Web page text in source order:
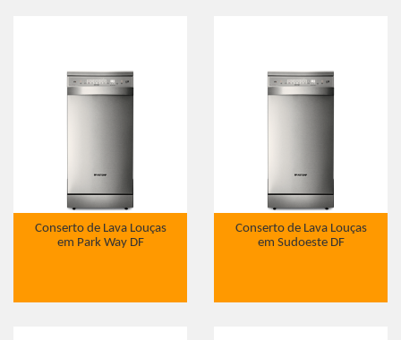
Conserto de Lava Louças
em Park Way DF
Conserto de Lava Louças
em Sudoeste DF